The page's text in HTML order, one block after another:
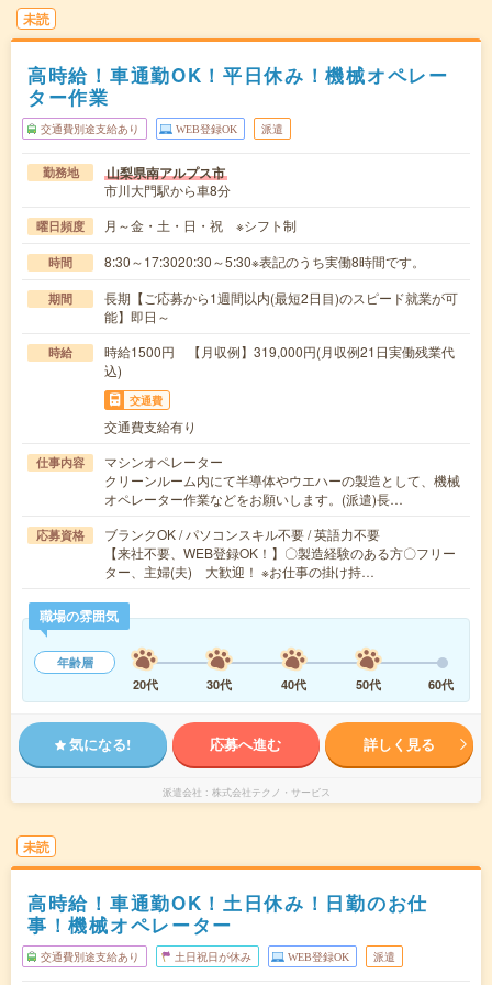
未読
高時給！車通勤OK！平日休み！機械オペレー
ター作業
交通費別途支給あり WEB登録OK 派遣
勤務地 山梨県南アルプス市
市川大門駅から車8分
曜日頻度 月～金・土・日・祝 ※シフト制
時間 8:30～17:3020:30～5:30※表記のうち実働8時間です。
期間
長期【ご応募から1週間以内(最短2日目)のスピード就業が可
能】即日～
時給
時給1500円 【月収例】319,000円(月収例21日実働残業代
込)
交通費
交通費支給有り
仕事内容
マシンオペレーター
クリーンルーム内にて半導体やウエハーの製造として、機械
オペレーター作業などをお願いします。(派遣)長…
応募資格
ブランクOK / パソコンスキル不要 / 英語力不要
【来社不要、WEB登録OK！】〇製造経験のある方〇フリー
ター、主婦(夫) 大歓迎！ ※お仕事の掛け持…
職場の雰囲気
年齢層
20代
30代 40代 50代 60代
気になる! 応募へ進む 詳しく見る
派遣会社 株式会社テクノ・サービス
未読
高時給！車通勤OK！土日休み！日勤のお仕
事！機械オペレーター
交通費別途支給あり 土日祝日が休み WEB登録OK 派遣